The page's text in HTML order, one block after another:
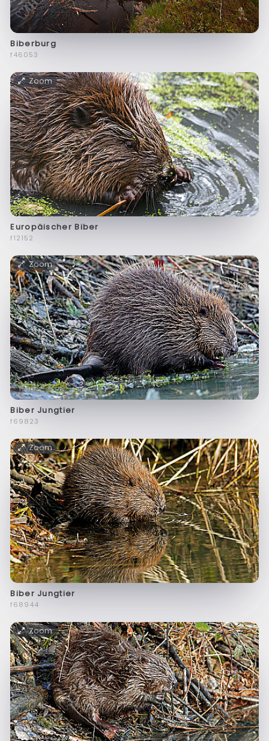
Biberburg
f46053
Zoom
Europäischer Biber
f12152
Zoom
Biber Jungtier
f69823
Zoom
Biber Jungtier
f68944
Zoom